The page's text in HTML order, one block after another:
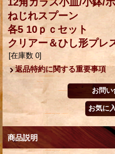
ねじれスプーン
各5 10ｐｃセット
クリアー＆ひし形プレ
[在庫数 0]
返品特約に関する重要事項
商品説明